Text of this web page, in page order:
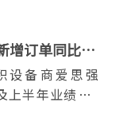
增订单同比增
设备商爱思强
上半年业绩。
约人民币8.94